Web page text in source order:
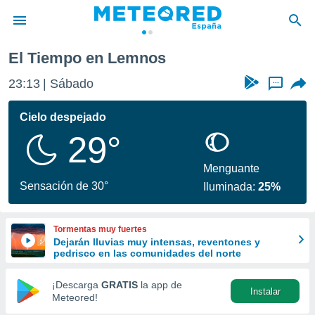
de
por
se
calidad.
a este
las
y
forma
digital
basada
El Tiempo en Lemnos
23:13 Sábado ...
Cielo despejado
29°
Sensación de 30°
Menguante
Iluminada:25%
Tormentas muy fuertes
Dejarán lluvias muy intensas, reventones y
pedrisco en las comunidades del norte
¡Descarga GRATIS la app de
Meteored!
Instalar